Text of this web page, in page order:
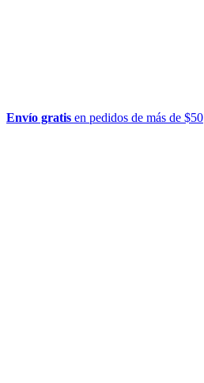
Envío gratis en pedidos de más de $50